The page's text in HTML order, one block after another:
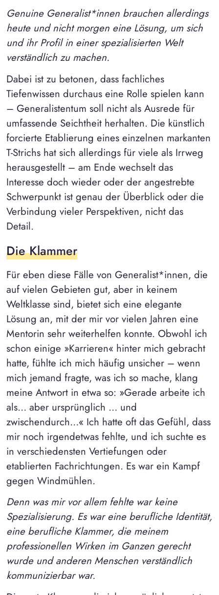
Genuine Generalist*innen brauchen allerdings
heute und nicht morgen eine Lösung, um sich
und ihr Profil in einer spezialisierten Welt
verständlich zu machen.
Dabei ist zu betonen, dass fachliches
Tiefenwissen durchaus eine Rolle spielen kann
– Generalistentum soll nicht als Ausrede für
umfassende Seichtheit herhalten. Die künstlich
forcierte Etablierung eines einzelnen markanten
T-Strichs hat sich allerdings für viele als Irrweg
herausgestellt – am Ende wechselt das
Interesse doch wieder oder der angestrebte
Schwerpunkt ist genau der Überblick oder die
Verbindung vieler Perspektiven, nicht das
Detail.
Die Klammer
Für eben diese Fälle von Generalist*innen, die
auf vielen Gebieten gut, aber in keinem
Weltklasse sind, bietet sich eine elegante
Lösung an, mit der mir vor vielen Jahren eine
Mentorin sehr weiterhelfen konnte. Obwohl ich
schon einige »Karrieren« hinter mich gebracht
hatte, fühlte ich mich häufig unsicher – wenn
mich jemand fragte, was ich so mache, klang
meine Antwort in etwa so: »Gerade arbeite ich
als… aber ursprünglich … und
zwischendurch…« Ich hatte oft das Gefühl, dass
mir noch irgendetwas fehlte, und ich suchte es
in verschiedensten Vertiefungen oder
etablierten Fachrichtungen. Es war ein Kampf
gegen Windmühlen.
Denn was mir vor allem fehlte war keine
Spezialisierung. Es war eine berufliche Identität,
eine berufliche Klammer, die meinem
professionellen Wirken im Ganzen gerecht
wurde und anderen Menschen verständlich
kommunizierbar war.